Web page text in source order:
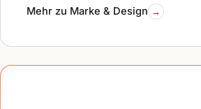
Mehr zu Marke & Design